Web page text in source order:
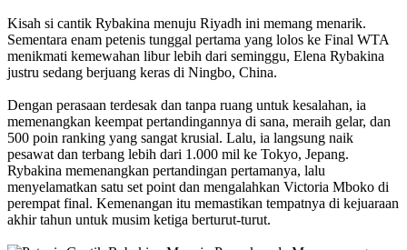
Kisah si cantik Rybakina menuju Riyadh ini memang menarik.
Sementara enam petenis tunggal pertama yang lolos ke Final WTA
menikmati kemewahan libur lebih dari seminggu, Elena Rybakina
justru sedang berjuang keras di Ningbo, China.
Dengan perasaan terdesak dan tanpa ruang untuk kesalahan, ia
memenangkan keempat pertandingannya di sana, meraih gelar, dan
500 poin ranking yang sangat krusial. Lalu, ia langsung naik
pesawat dan terbang lebih dari 1.000 mil ke Tokyo, Jepang.
Rybakina memenangkan pertandingan pertamanya, lalu
menyelamatkan satu set point dan mengalahkan Victoria Mboko di
perempat final. Kemenangan itu memastikan tempatnya di kejuaraan
akhir tahun untuk musim ketiga berturut-turut.